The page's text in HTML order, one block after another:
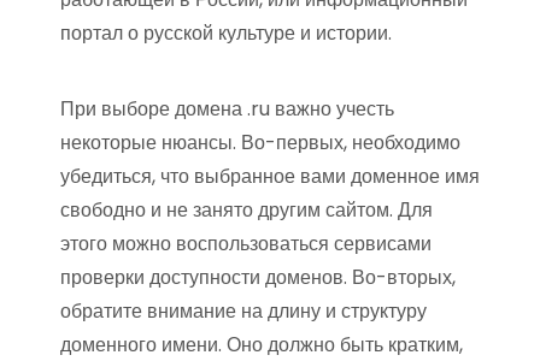
портал о русской культуре и истории.
При выборе домена .ru важно учесть
некоторые нюансы. Во-первых, необходимо
убедиться, что выбранное вами доменное имя
свободно и не занято другим сайтом. Для
этого можно воспользоваться сервисами
проверки доступности доменов. Во-вторых,
обратите внимание на длину и структуру
доменного имени. Оно должно быть кратким,